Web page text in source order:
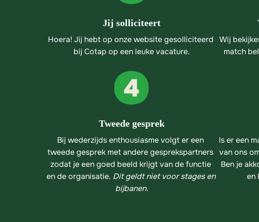
Jij solliciteert
Hoera! Jij hebt op onze website gesolliciteerd
bij Cotap op een leuke vacature.
Wij
match
Tweede gesprek
Bij wederzijds enthousiasme volgt er een
tweede gesprek met andere gesprekspartners
zodat je een goed beeld krijgt van de functie
en de organisatie. Dit geldt niet voor stages en
bijbanen.
Is er een
van ons
Ben je
en